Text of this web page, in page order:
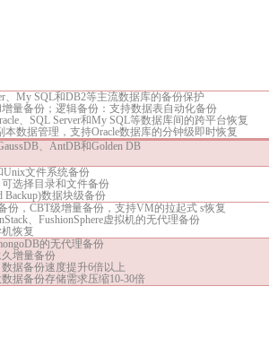
、My SQL和DB2等主流数据库的备份保护
量备份；逻辑备份：支持数据表自动化备份
、SQL Server和My SQL等数据库间的跨平台恢复
数据管理，支持Oracle数据库的分钟级即时恢复
、AntDB和Golden DB
Unix文件系统备份
选择目录和文件备份
Backup)数据块级备份
份，CBT级增量备份，支持VM的拉起式 s恢复
、FushionSphere虚拟机的无代理备份
恢复
的无代理备份
增量备份
据备份速度提升6倍以上
据备份存储需求压缩10-30倍